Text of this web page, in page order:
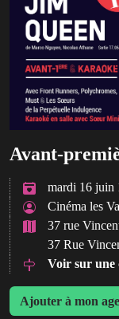
Avant-
mardi 16 juin
Cinéma les
37 rue
37 Rue
Voir sur une
Ajouter à mon